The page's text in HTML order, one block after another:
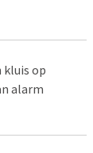
op
alarm